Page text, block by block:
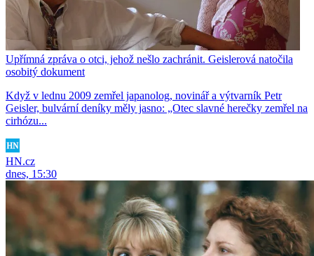
Upřímná zpráva o otci, jehož nešlo zachránit. Geislerová natočila
osobitý dokument
Když v lednu 2009 zemřel japanolog, novinář a výtvarník Petr
Geisler, bulvární deníky měly jasno: „Otec slavné herečky zemřel na
cirhózu...
HN.cz
dnes, 15:30